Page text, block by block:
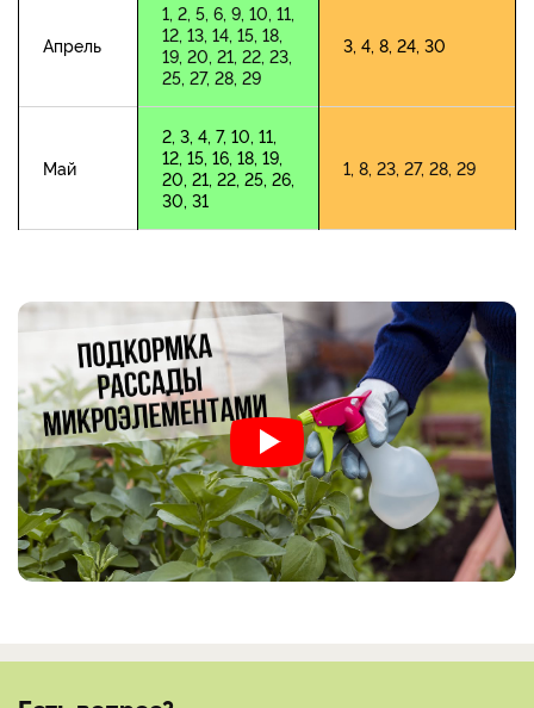
Апрель
1, 2, 5, 6, 9, 10, 11,
12, 13, 14, 15, 18,
19, 20, 21, 22, 23,
25, 27, 28, 29
3, 4, 8, 24, 30
Май
2, 3, 4, 7, 10, 11,
12, 15, 16, 18, 19,
20, 21, 22, 25, 26,
30, 31
1, 8, 23, 27, 28, 29